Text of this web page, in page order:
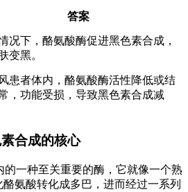
答案
况下，酪氨酸酶促进黑色素合成，
变黑。
患者体内，酪氨酸酶活性降低或结
，功能受损，导致黑色素合成减
合成的核心
的一种至关重要的酶，它就像一个熟
氨酸转化成多巴，进而经过一系列